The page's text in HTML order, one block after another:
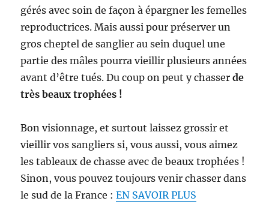
gérés avec soin de façon à épargner les femelles
reproductrices. Mais aussi pour préserver un
gros cheptel de sanglier au sein duquel une
partie des mâles pourra vieillir plusieurs années
avant d’être tués. Du coup on peut y chasserde
très beaux trophées !
Bon visionnage, et surtout laissez grossir et
vieillir vos sangliers si, vous aussi, vous aimez
les tableaux de chasse avec de beaux trophées !
Sinon, vous pouvez toujours venir chasser dans
le sud de la France :EN SAVOIR PLUS